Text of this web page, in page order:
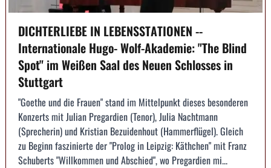
DICHTERLIEBE IN LEBENSSTATIONEN --
Internationale Hugo- Wolf-Akademie: "The Blind
Spot" im Weißen Saal des Neuen Schlosses in
Stuttgart
"Goethe und die Frauen" stand im Mittelpunkt dieses besonderen
Konzerts mit Julian Pregardien (Tenor), Julia Nachtmann
(Sprecherin) und Kristian Bezuidenhout (Hammerflügel). Gleich
zu Beginn faszinierte der "Prolog in Leipzig: Käthchen" mit Franz
Schuberts "Willkommen und Abschied", wo Pregardien mi...